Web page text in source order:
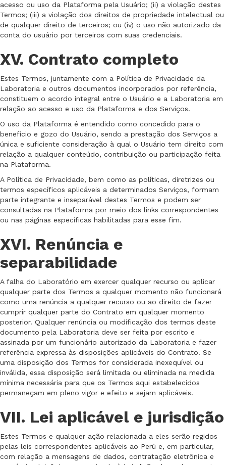
acesso ou uso da Plataforma pela Usuário; (ii) a violação destes
Termos; (iii) a violação dos direitos de propriedade intelectual ou
de qualquer direito de terceiros; ou (iv) o uso não autorizado da
conta do usuário por terceiros com suas credenciais.
XV. Contrato completo
Estes Termos, juntamente com a Política de Privacidade da
Laboratoria e outros documentos incorporados por referência,
constituem o acordo integral entre o Usuário e a Laboratoria em
relação ao acesso e uso da Plataforma e dos Serviços.
O uso da Plataforma é entendido como concedido para o
benefício e gozo do Usuário, sendo a prestação dos Serviços a
única e suficiente consideração à qual o Usuário tem direito com
relação a qualquer conteúdo, contribuição ou participação feita
na Plataforma.
A Política de Privacidade, bem como as políticas, diretrizes ou
termos específicos aplicáveis a determinados Serviços, formam
parte integrante e inseparável destes Termos e podem ser
consultadas na Plataforma por meio dos links correspondentes
ou nas páginas específicas habilitadas para esse fim.
XVI. Renúncia e
separabilidade
A falha do Laboratório em exercer qualquer recurso ou aplicar
qualquer parte dos Termos a qualquer momento não funcionará
como uma renúncia a qualquer recurso ou ao direito de fazer
cumprir qualquer parte do Contrato em qualquer momento
posterior. Qualquer renúncia ou modificação dos termos deste
documento pela Laboratoria deve ser feita por escrito e
assinada por um funcionário autorizado da Laboratoria e fazer
referência expressa às disposições aplicáveis do Contrato. Se
uma disposição dos Termos for considerada inexequível ou
inválida, essa disposição será limitada ou eliminada na medida
mínima necessária para que os Termos aqui estabelecidos
permaneçam em pleno vigor e efeito e sejam aplicáveis.
VII. Lei aplicável e jurisdição
Estes Termos e qualquer ação relacionada a eles serão regidos
pelas leis correspondentes aplicáveis ao Perú e, em particular,
com relação a mensagens de dados, contratação eletrônica e